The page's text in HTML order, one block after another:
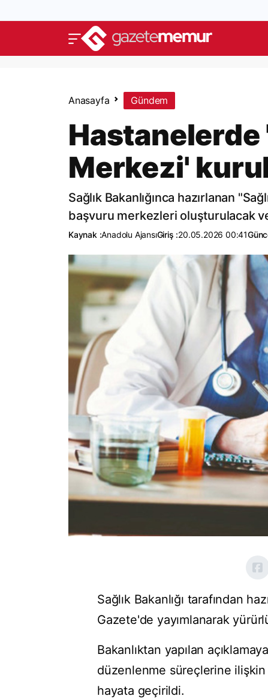
Anasayfa Gündem
Hastanelerde
Merkezi'
Sağlık Bakanlığınca hazırlanan
başvuru merkezleri oluşturulacak
Kaynak :Anadolu AjansıGiriş :20.05.2026 00:41
Sağlık Bakanlığı tarafından
Gazete'de yayımlanarak
Bakanlıktan yapılan
düzenlenme süreçlerine
hayata geçirildi.